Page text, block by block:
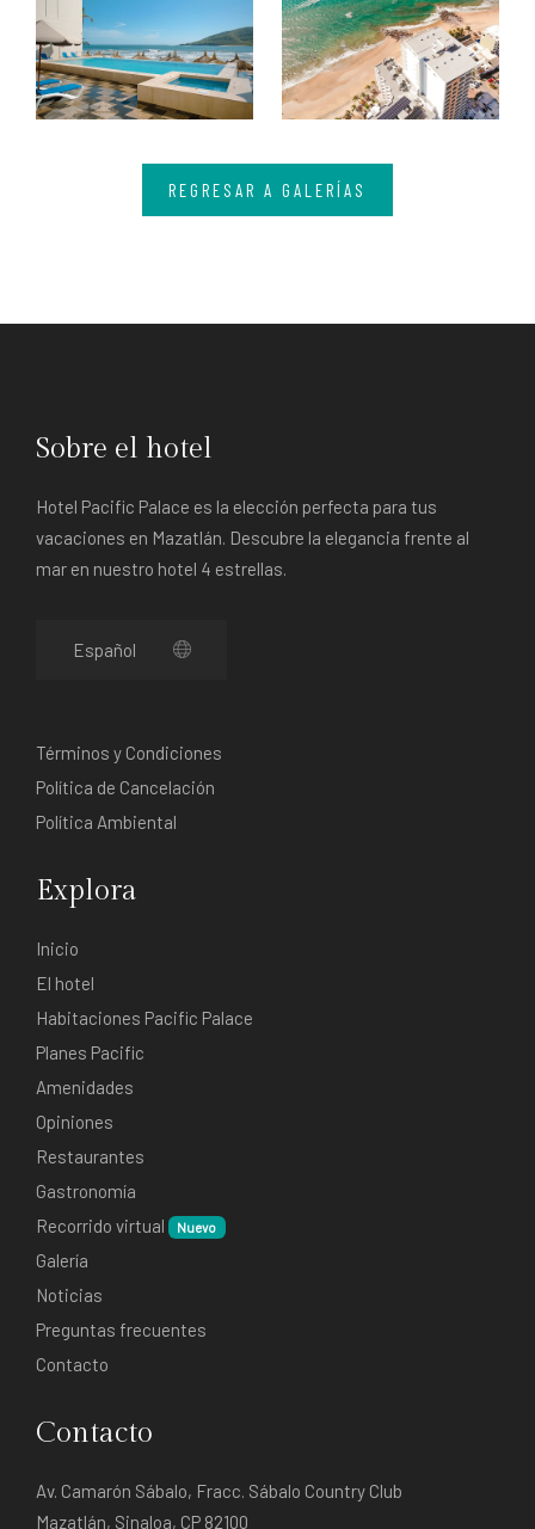
REGRESAR A GALERÍAS
Sobre el hotel
Hotel Pacific Palace es la elección perfecta para tus
vacaciones en Mazatlán. Descubre la elegancia frente al
mar en nuestro hotel 4 estrellas.
Términos y Condiciones
Política de Cancelación
Política Ambiental
Explora
Inicio
El hotel
Habitaciones Pacific Palace
Planes Pacific
Amenidades
Opiniones
Restaurantes
Gastronomía
Recorrido virtual
Nuevo
Galería
Noticias
Preguntas frecuentes
Contacto
Contacto
Av. Camarón Sábalo, Fracc. Sábalo Country Club
Mazatlán, Sinaloa, CP 82100